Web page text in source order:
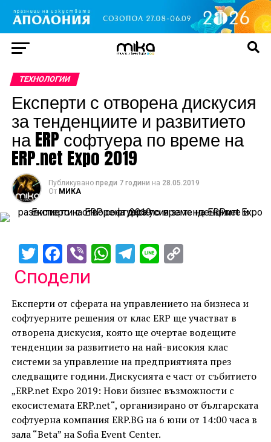
TЕХНОЛОГИИ
Експерти с отворена дискусия
за тенденциите и развитието
на ERP софтуера по време на
ERP.net Expo 2019
Публикувано преди 7 години на 28.05.2019
От МИКА
TwitterFacebook
ViberWhatsApp
Telegram
Line
Сподели
Експерти от сферата на управлението на бизнеса и
софтуерните решения от клас ERP ще участват в
отворена дискусия, която ще очертае водещите
тенденции за развитието на най-високия клас
системи за управление на предприятията през
следващите години. Дискусията е част от събитието
„ERP.net Expo 2019: Нови бизнес възможности с
екосистемата ERP.net“, организирано от българската
софтуерна компания ERP.BG на 6 юни от 14:00 часа в
зала “Beta” на Sofia Event Center.